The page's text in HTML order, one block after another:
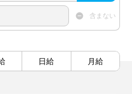
含まない
日給 月給